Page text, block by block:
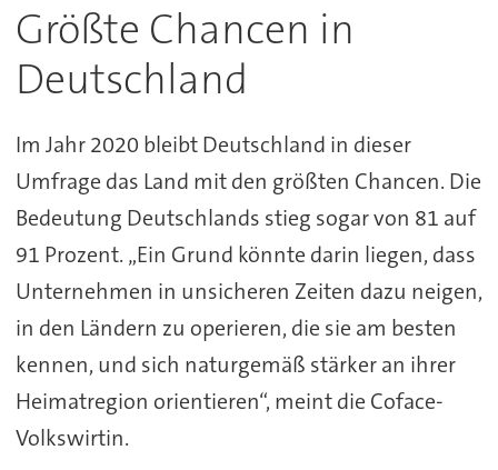
Größte Chancen in
Deutschland
Im Jahr 2020 bleibt Deutschland in dieser
Umfrage das Land mit den größten Chancen. Die
Bedeutung Deutschlands stieg sogar von 81 auf
91 Prozent. „Ein Grund könnte darin liegen, dass
Unternehmen in unsicheren Zeiten dazu neigen,
in den Ländern zu operieren, die sie am besten
kennen, und sich naturgemäß stärker an ihrer
Heimatregion orientieren“, meint die Coface-
Volkswirtin.